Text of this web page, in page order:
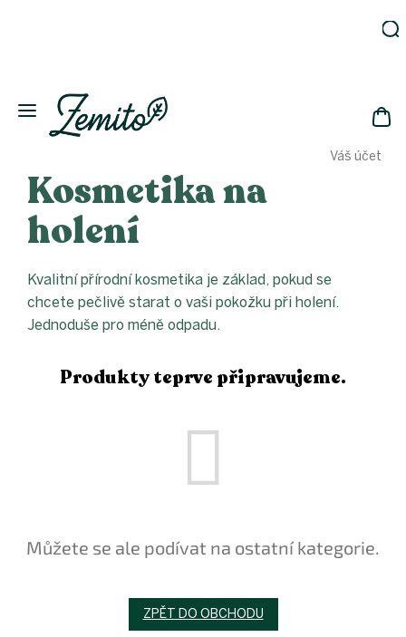
Váš účet
Eko
domácnost
Eko
láhve
Akce
a ušetři
Novinky
Kosmetika na
holení
Kvalitní přírodní kosmetika je základ, pokud se
chcete pečlivě starat o vaši pokožku při holení.
Jednoduše pro méně odpadu.
Produkty teprve připravujeme.
Můžete se ale podívat na ostatní kategorie.
ZPĚT DO OBCHODU